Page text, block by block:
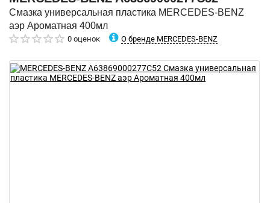
Смазка универсальная пластика MERCEDES-BENZ
аэр Ароматная 400мл
0 оценок О бренде MERCEDES-BENZ